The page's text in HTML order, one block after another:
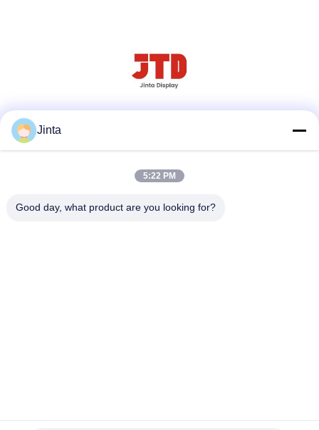
Jinta
5:22 PM
Good day, what product are you looking for?